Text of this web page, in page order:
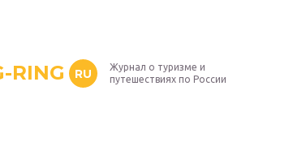
RING RU
Журнал о туризме и
путешествиях по России